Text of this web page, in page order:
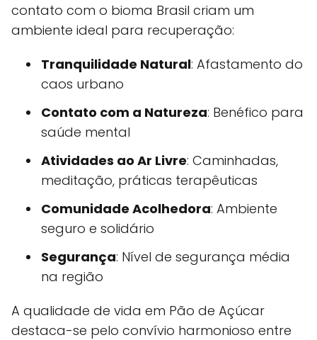
contato com o bioma Brasil criam um
ambiente ideal para recuperação:
Tranquilidade Natural: Afastamento do
caos urbano
Contato com a Natureza: Benéfico para
saúde mental
Atividades ao Ar Livre: Caminhadas,
meditação, práticas terapêuticas
Comunidade Acolhedora: Ambiente
seguro e solidário
Segurança: Nível de segurança média
na região
A qualidade de vida em Pão de Açúcar
destaca-se pelo convívio harmonioso entre